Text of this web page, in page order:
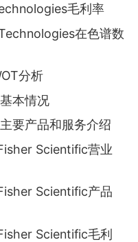
毛利率
在色谱数
分析
本情况
要产品和服务介绍
Scientific营业
Scientific产品
Scientific毛利